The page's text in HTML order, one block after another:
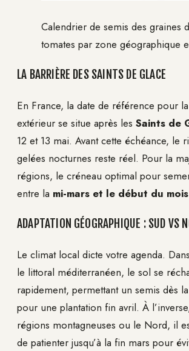
Calendrier de semis des graines
tomates par zone géographique
LA BARRIÈRE DES SAINTS DE GLACE
En France, la date de référence pour
extérieur se situe après les Saints de
12 et 13 mai. Avant cette échéance, le
gelées nocturnes reste réel. Pour la
régions, le créneau optimal pour
entre la mi-mars et le début du
ADAPTATION GÉOGRAPHIQUE : SUD VS
Le climat local dicte votre agenda.
le littoral méditerranéen, le sol se
rapidement, permettant un semis dès
pour une plantation fin avril. À
régions montagneuses ou le Nord, il
de patienter jusqu’à la fin mars pour